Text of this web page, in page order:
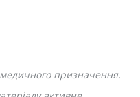
призначення.